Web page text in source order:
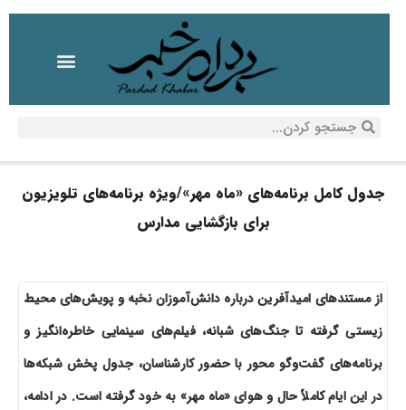
جدول کامل برنامه‌های «ماه مهر»/ویژه برنامه‌های تلویزیون
برای بازگشایی مدارس
از مستندهای امیدآفرین درباره دانش‌آموزان نخبه و پویش‌های محیط
زیستی گرفته تا جنگ‌های شبانه، فیلم‌های سینمایی خاطره‌انگیز و
برنامه‌های گفت‌و‌گو محور با حضور کارشناسان، جدول پخش شبکه‌ها
در این ایام کاملاً حال و هوای «ماه مهر» به خود گرفته است. در ادامه،